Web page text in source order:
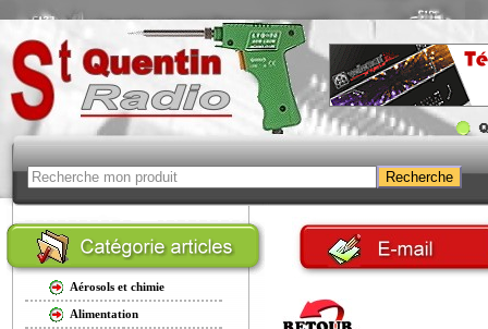
Aérosols et chimie
Alimentation